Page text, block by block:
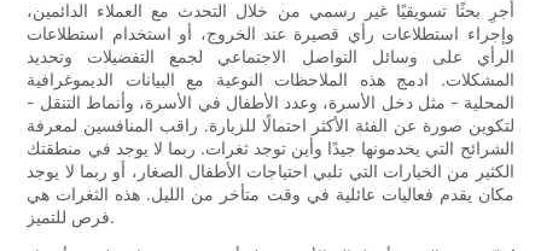
أجرِ بحثًا تسويقيًا غير رسمي من خلال التحدث مع العملاء الدائمين،
وإجراء استطلاعات رأي قصيرة عند الخروج، أو استخدام استطلاعات
الرأي على وسائل التواصل الاجتماعي لجمع التفضيلات وتحديد
المشكلات. ادمج هذه الملاحظات النوعية مع البيانات الديموغرافية
المحلية - مثل دخل الأسرة، وعدد الأطفال في الأسرة، وأنماط التنقل -
لتكوين صورة عن الفئة الأكثر احتمالًا للزيارة. راقب المنافسين لمعرفة
الشرائح التي يخدمونها جيدًا وأين توجد ثغرات. ربما لا يوجد في منطقتك
الكثير من الخيارات التي تلبي احتياجات الأطفال الصغار، أو ربما لا يوجد
مكان يقدم فعاليات عائلية في وقت متأخر من الليل. هذه الثغرات هي
فرص للتميز.